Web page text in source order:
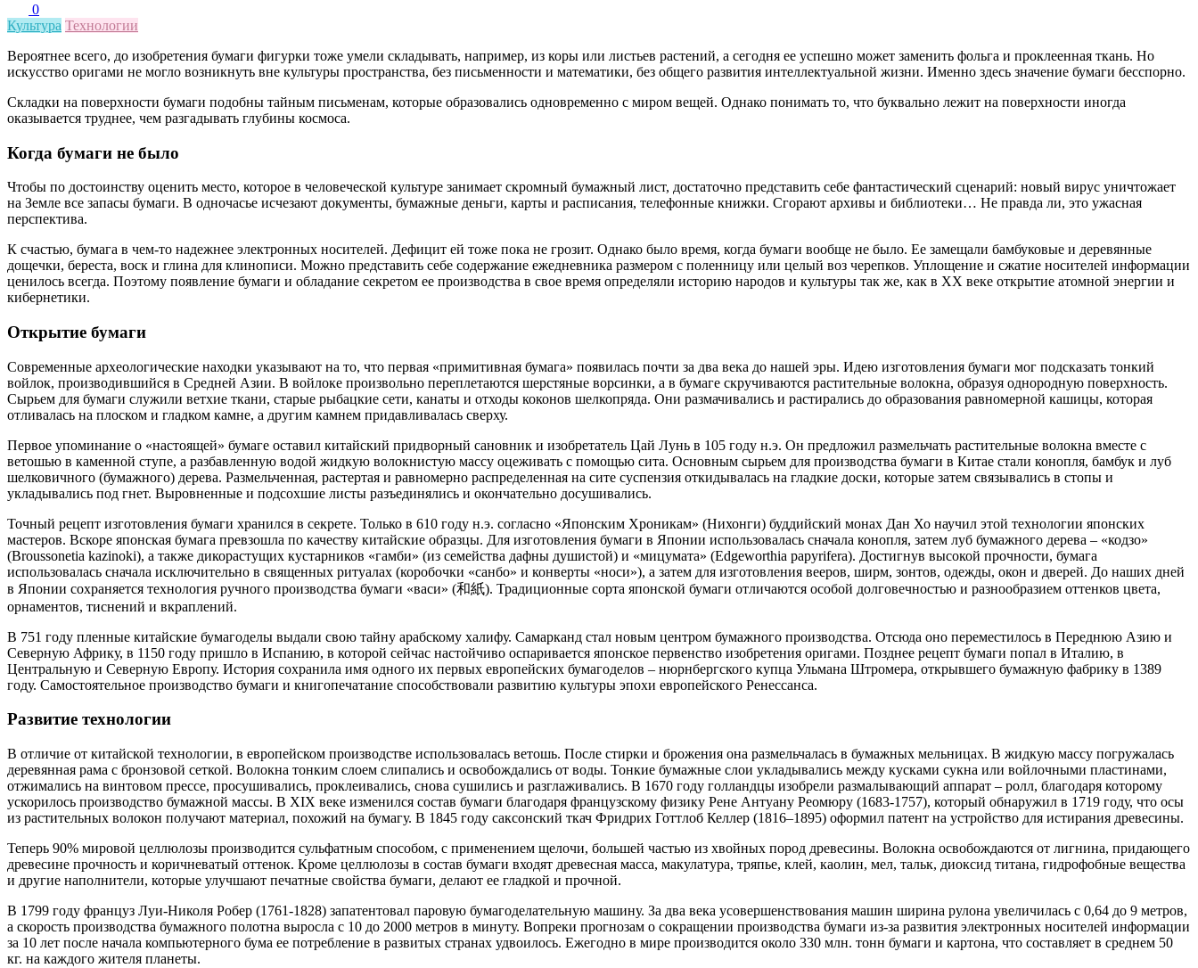
0
Культура Технологии
Вероятнее всего, до изобретения бумаги фигурки тоже умели складывать, например, из коры или листьев растений, а сегодня ее успешно может заменить фольга и проклеенная ткань. Но
искусство оригами не могло возникнуть вне культуры пространства, без письменности и математики, без общего развития интеллектуальной жизни. Именно здесь значение бумаги бесспорно.
Складки на поверхности бумаги подобны тайным письменам, которые образовались одновременно с миром вещей. Однако понимать то, что буквально лежит на поверхности иногда
оказывается труднее, чем разгадывать глубины космоса.
Когда бумаги не было
Чтобы по достоинству оценить место, которое в человеческой культуре занимает скромный бумажный лист, достаточно представить себе фантастический сценарий: новый вирус уничтожает
на Земле все запасы бумаги. В одночасье исчезают документы, бумажные деньги, карты и расписания, телефонные книжки. Сгорают архивы и библиотеки… Не правда ли, это ужасная
перспектива.
К счастью, бумага в чем-то надежнее электронных носителей. Дефицит ей тоже пока не грозит. Однако было время, когда бумаги вообще не было. Ее замещали бамбуковые и деревянные
дощечки, береста, воск и глина для клинописи. Можно представить себе содержание ежедневника размером с поленницу или целый воз черепков. Уплощение и сжатие носителей информации
ценилось всегда. Поэтому появление бумаги и обладание секретом ее производства в свое время определяли историю народов и культуры так же, как в ХХ веке открытие атомной энергии и
кибернетики.
Открытие бумаги
Современные археологические находки указывают на то, что первая «примитивная бумага» появилась почти за два века до нашей эры. Идею изготовления бумаги мог подсказать тонкий
войлок, производившийся в Средней Азии. В войлоке произвольно переплетаются шерстяные ворсинки, а в бумаге скручиваются растительные волокна, образуя однородную поверхность.
Сырьем для бумаги служили ветхие ткани, старые рыбацкие сети, канаты и отходы коконов шелкопряда. Они размачивались и растирались до образования равномерной кашицы, которая
отливалась на плоском и гладком камне, а другим камнем придавливалась сверху.
Первое упоминание о «настоящей» бумаге оставил китайский придворный сановник и изобретатель Цай Лунь в 105 году н.э. Он предложил размельчать растительные волокна вместе с
ветошью в каменной ступе, а разбавленную водой жидкую волокнистую массу оцеживать с помощью сита. Основным сырьем для производства бумаги в Китае стали конопля, бамбук и луб
шелковичного (бумажного) дерева. Размельченная, растертая и равномерно распределенная на сите суспензия откидывалась на гладкие доски, которые затем связывались в стопы и
укладывались под гнет. Выровненные и подсохшие листы разъединялись и окончательно досушивались.
Точный рецепт изготовления бумаги хранился в секрете. Только в 610 году н.э. согласно «Японским Хроникам» (Нихонги) буддийский монах Дан Хо научил этой технологии японских
мастеров. Вскоре японская бумага превзошла по качеству китайские образцы. Для изготовления бумаги в Японии использовалась сначала конопля, затем луб бумажного дерева – «кодзо»
(Broussonetia kazinoki), а также дикорастущих кустарников «гамби» (из семейства дафны душистой) и «мицумата» (Edgeworthia papyrifera). Достигнув высокой прочности, бумага
использовалась сначала исключительно в священных ритуалах (коробочки «санбо» и конверты «носи»), а затем для изготовления вееров, ширм, зонтов, одежды, окон и дверей. До наших дней
в Японии сохраняется технология ручного производства бумаги «васи» (和紙). Традиционные сорта японской бумаги отличаются особой долговечностью и разнообразием оттенков цвета,
орнаментов, тиснений и вкраплений.
В 751 году пленные китайские бумагоделы выдали свою тайну арабскому халифу. Самарканд стал новым центром бумажного производства. Отсюда оно переместилось в Переднюю Азию и
Северную Африку, в 1150 году пришло в Испанию, в которой сейчас настойчиво оспаривается японское первенство изобретения оригами. Позднее рецепт бумаги попал в Италию, в
Центральную и Северную Европу. История сохранила имя одного их первых европейских бумагоделов – нюрнбергского купца Ульмана Штромера, открывшего бумажную фабрику в 1389
году. Самостоятельное производство бумаги и книгопечатание способствовали развитию культуры эпохи европейского Ренессанса.
Развитие технологии
В отличие от китайской технологии, в европейском производстве использовалась ветошь. После стирки и брожения она размельчалась в бумажных мельницах. В жидкую массу погружалась
деревянная рама с бронзовой сеткой. Волокна тонким слоем слипались и освобождались от воды. Тонкие бумажные слои укладывались между кусками сукна или войлочными пластинами,
отжимались на винтовом прессе, просушивались, проклеивались, снова сушились и разглаживались. В 1670 году голландцы изобрели размалывающий аппарат – ролл, благодаря которому
ускорилось производство бумажной массы. В XIX веке изменился состав бумаги благодаря французскому физику Рене Антуану Реомюру (1683-1757), который обнаружил в 1719 году, что осы
из растительных волокон получают материал, похожий на бумагу. В 1845 году саксонский ткач Фридрих Готтлоб Келлер (1816–1895) оформил патент на устройство для истирания древесины.
Теперь 90% мировой целлюлозы производится сульфатным способом, с применением щелочи, большей частью из хвойных пород древесины. Волокна освобождаются от лигнина, придающего
древесине прочность и коричневатый оттенок. Кроме целлюлозы в состав бумаги входят древесная масса, макулатура, тряпье, клей, каолин, мел, тальк, диоксид титана, гидрофобные вещества
и другие наполнители, которые улучшают печатные свойства бумаги, делают ее гладкой и прочной.
В 1799 году француз Луи-Николя Робер (1761-1828) запатентовал паровую бумагоделательную машину. За два века усовершенствования машин ширина рулона увеличилась с 0,64 до 9 метров,
а скорость производства бумажного полотна выросла с 10 до 2000 метров в минуту. Вопреки прогнозам о сокращении производства бумаги из-за развития электронных носителей информации
за 10 лет после начала компьютерного бума ее потребление в развитых странах удвоилось. Ежегодно в мире производится около 330 млн. тонн бумаги и картона, что составляет в среднем 50
кг. на каждого жителя планеты.